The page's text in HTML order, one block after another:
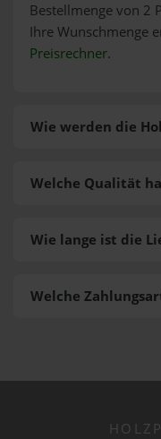
Bestellmenge von 2
Ihre Wunschmenge
Preisrechner.
Wie werden die
Welche
Welche Qualität
Wie lange ist die